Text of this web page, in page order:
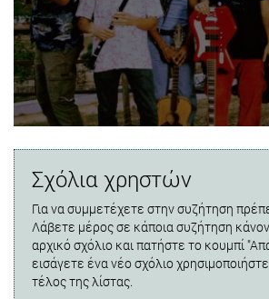
Σχόλια χρηστών
Για να συμμετέχετε στην συζήτηση
Λάβετε μέρος σε κάποια συζήτηση
αρχικό σχόλιο και πατήστε το κουμπί
εισάγετε ένα νέο σχόλιο
τέλος της λίστας.